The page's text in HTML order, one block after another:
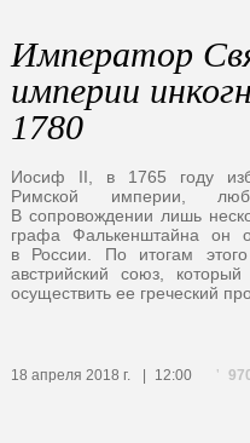
Император
империи
1780
Иосиф II, в 1765 году
Римской империи,
В сопровождении лишь
графа Фалькенштайна он
в России. По итогам
австрийский союз,
осуществить ее греческий
18 апреля 2018 г. 12:00